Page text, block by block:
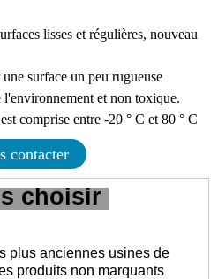
lisses et régulières, nouveau
surface un peu rugueuse
et non toxique.
comprise entre -20 ° C et 80 ° C
contacter
choisir
plus anciennes usines de
produits non marquants